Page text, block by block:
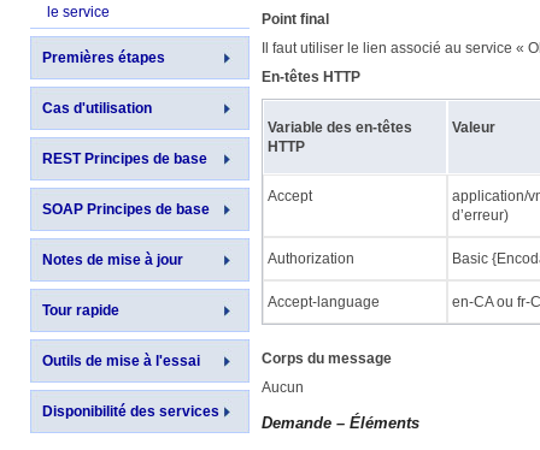
le service
Premières étapes
Cas d'utilisation
REST Principes de base
SOAP Principes de base
Notes de mise à jour
Tour rapide
Outils de mise à l'essai
Disponibilité des services
Point final
Il faut utiliser le lien associé au service
En-têtes HTTP
Variable des en-têtes
HTTP
Valeur
Accept
application/
d’erreur)
Authorization Basic
Accept-language en-CA ou fr-
Corps du message
Aucun
Demande – Éléments